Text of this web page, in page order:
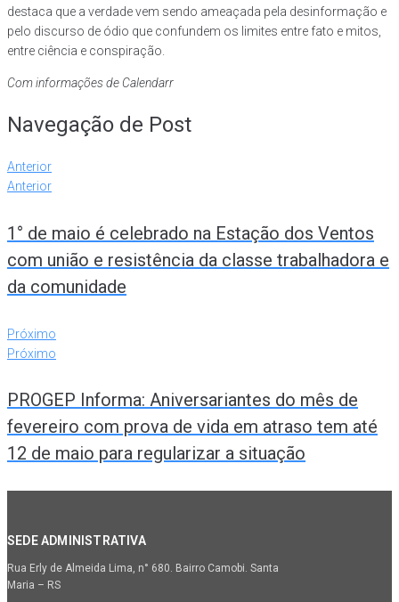
destaca que a verdade vem sendo ameaçada pela desinformação e
pelo discurso de ódio que confundem os limites entre fato e mitos,
entre ciência e conspiração.
Com informações de Calendarr
Navegação de Post
Anterior
Anterior
1° de maio é celebrado na Estação dos Ventos
com união e resistência da classe trabalhadora e
da comunidade
Próximo
Próximo
PROGEP Informa: Aniversariantes do mês de
fevereiro com prova de vida em atraso tem até
12 de maio para regularizar a situação
SEDE ADMINISTRATIVA
Rua Erly de Almeida Lima, n° 680. Bairro Camobi. Santa
Maria – RS